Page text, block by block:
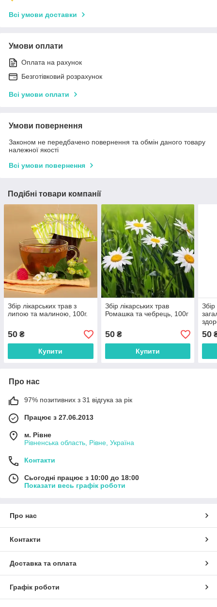
Всі умови доставки
Умови оплати
Оплата на рахунок
Безготівковий розрахунок
Всі умови оплати
Умови повернення
Законом не передбачено повернення та обмін даного товару
належної якості
Всі умови повернення
Подібні товари компанії
Збір лікарських трав з
липою та малиною, 100г.
50 ₴
Купити
Збір лікарських трав
Ромашка та чебрець, 100г
50₴
Купити
50
Про нас
97% позитивних з 31 відгука за рік
Працює з 27.06.2013
м. Рівне
Рівненська область, Рівне, Україна
Контакти
Сьогодні працює з 10:00 до 18:00
Показати весь графік роботи
Про нас
Контакти
Доставка та оплата
Графік роботи